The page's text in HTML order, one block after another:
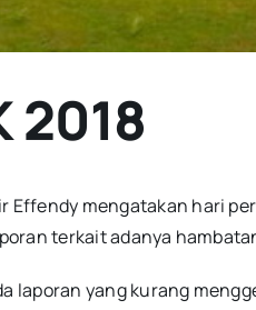
2018
mengatakan hari
terkait adanya
laporan yang kurang